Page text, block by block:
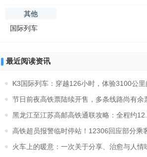
其他
国际列车
最近阅读资讯
K3国际列车：穿越126小时，体验3100公
节日前夜高铁票陆续开售，多条线路尚有余
黑龙江至江苏高邮高铁通联攻略：全程约
高铁超员报警临时停站！12306回应部分乘
火车上的暖意：一次关于分享、治愈与人情